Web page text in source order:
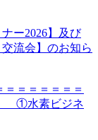
ー2026】及び
流会】のお知ら
＝＝＝＝＝＝＝
①水素ビジネ